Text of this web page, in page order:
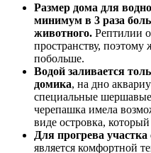
Размер дома для
минимум в 3 раза
животного. Рептилии
пространству, поэтому
побольше.
Водой заливается
домика, на дно
специальные
черепашка имела
виде островка,
Для прогрева
является комфортной